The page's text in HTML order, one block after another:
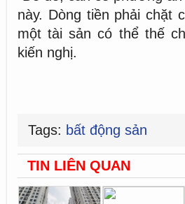
này. Dòng tiền phải chặt
một tài sản có thể thế
kiến nghị.
Tags: bất động sản
TIN LIÊN QUAN